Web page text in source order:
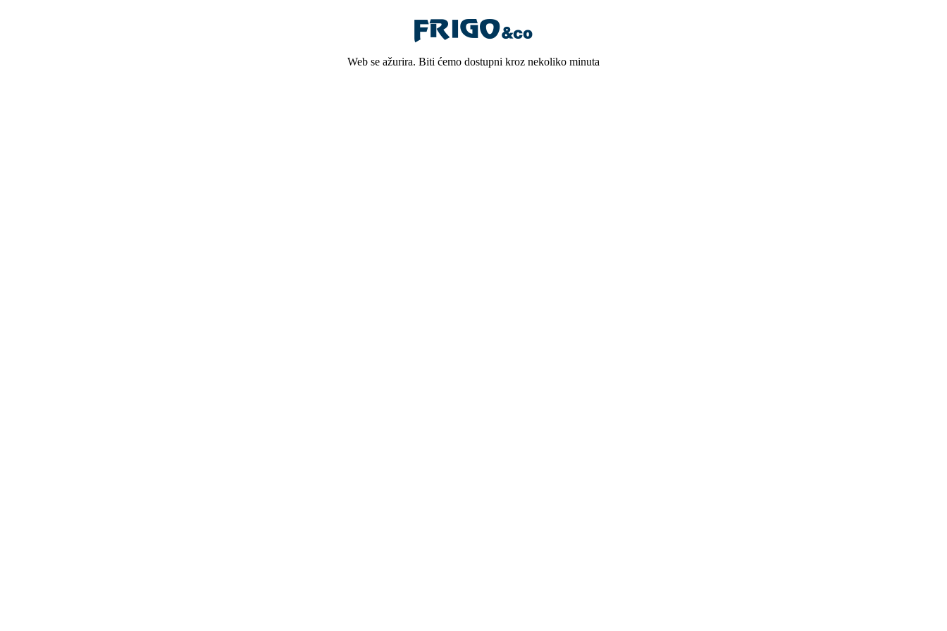
Web se ažurira. Biti ćemo dostupni kroz nekoliko minuta